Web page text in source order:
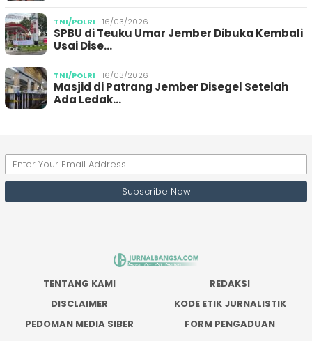
TNI/POLRI 16/03/2026
SPBU di Teuku Umar Jember Dibuka Kembali
Usai Dise…
TNI/POLRI 16/03/2026
Masjid di Patrang Jember Disegel Setelah
Ada Ledak…
TENTANG KAMI
REDAKSI
DISCLAIMER
KODE ETIK JURNALISTIK
PEDOMAN MEDIA SIBER
FORM PENGADUAN